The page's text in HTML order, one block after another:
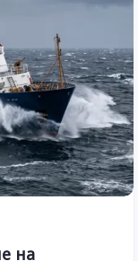
на